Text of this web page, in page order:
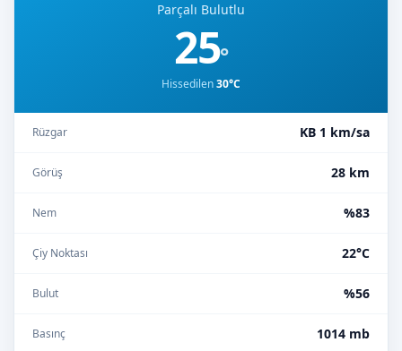
Parçalı Bulutlu
25°
Hissedilen30°C
Rüzgar KB 1 km/sa
Görüş 28 km
Nem %83
Çiy Noktası 22°C
Bulut %56
Basınç 1014 mb